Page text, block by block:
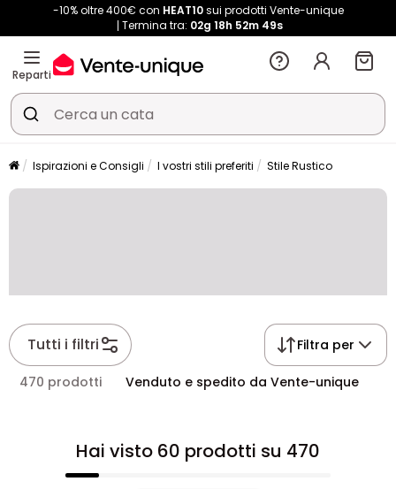
-10% oltre 400€ con HEAT10sui prodotti Vente-unique
Termina tra: 02g 18h 52m 49s
Reparti
Ispirazioni e Consigli I vostri stili preferiti Stile Rustico
Tutti i filtri Filtra per
470 prodotti Venduto e spedito da Vente-unique
Hai visto 60 prodotti su 470